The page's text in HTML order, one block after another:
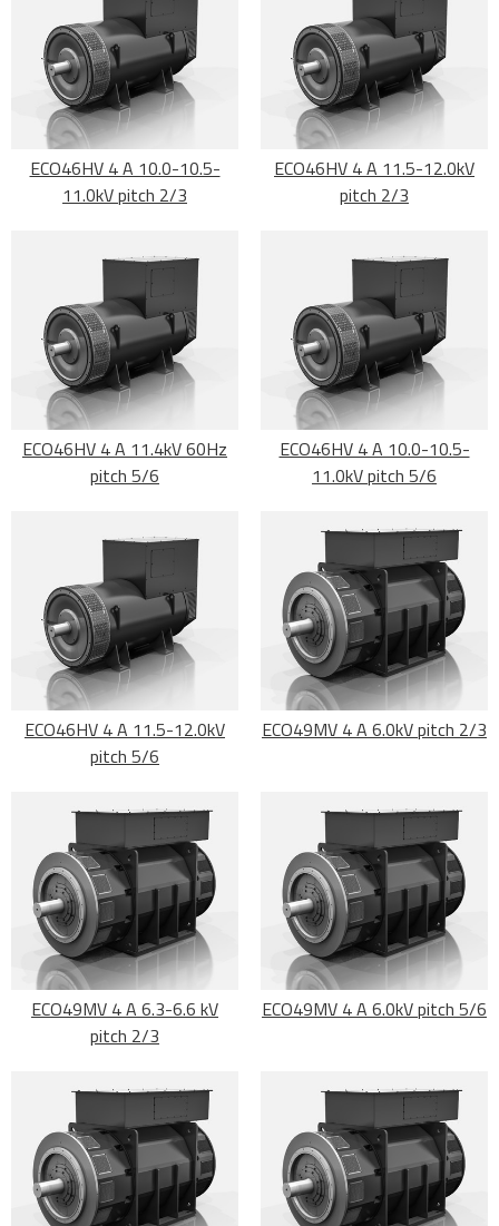
ECO46HV 4 A 10.0-10.5-
11.0kV pitch 2/3
ECO46HV 4 A 11.5-12.0kV
pitch 2/3
ECO46HV 4 A 11.4kV 60Hz
pitch 5/6
ECO46HV 4 A 10.0-10.5-
11.0kV pitch 5/6
ECO46HV 4 A 11.5-12.0kV
pitch 5/6
ECO49MV 4 A 6.0kV pitch 2/3
ECO49MV 4 A 6.3-6.6 kV
pitch 2/3
ECO49MV 4 A 6.0kV pitch 5/6